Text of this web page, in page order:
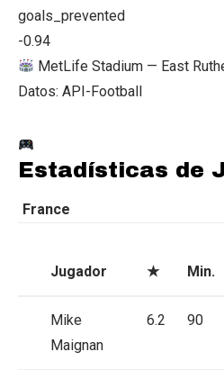
goals_prevented
-0.94
MetLife Stadium — East
Datos: API-Football
Estadísticas de
France
Jugador ★ Min.
Mike
Maignan
6.2 90